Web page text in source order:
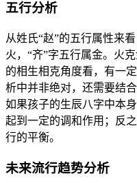
五行分析
从姓氏“赵”的五行属性来
火，“齐”字五行属金。火
的相生相克角度看，有一
析中并非绝对，还需要结
如果孩子的生辰八字中本
起到一定的调和作用；反
行的平衡。
未来流行趋势分析